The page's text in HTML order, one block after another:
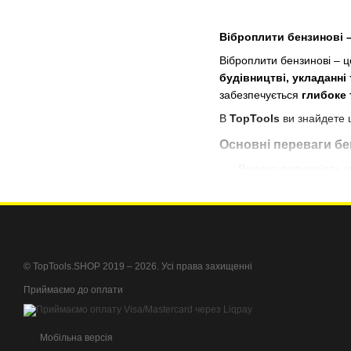
Віброплити бензинові
Віброплити бензинові –
будівництві,
забезпечується глибоке
В TopTools ви знайдете
Основні переваги
Посилена ударна
Система антивібрації
Як вибрати
За вагою:
– для
© TopTools.SHOP 2019 – 2026. Усі права захищенні
Приймаємо до оплати
Мобільна версія